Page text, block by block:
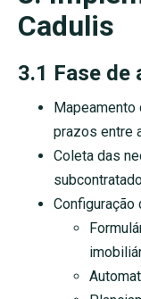
Cadulis
3.1 Fase de
prazos entre
Coleta das
Configuração